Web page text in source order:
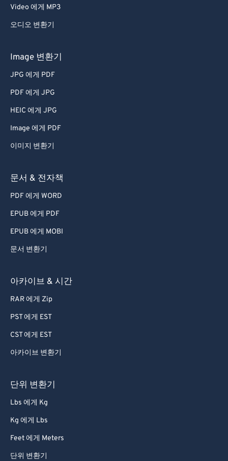
Video 에게 MP3
오디오 변환기
Image 변환기
JPG 에게 PDF
PDF 에게 JPG
HEIC 에게 JPG
Image 에게 PDF
이미지 변환기
문서 & 전자책
PDF 에게 WORD
EPUB 에게 PDF
EPUB 에게 MOBI
문서 변환기
아카이브 & 시간
RAR 에게 Zip
PST 에게 EST
CST 에게 EST
아카이브 변환기
단위 변환기
Lbs 에게 Kg
Kg 에게 Lbs
Feet 에게 Meters
단위 변환기